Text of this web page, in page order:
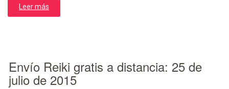
Leer más
Envío Reiki gratis a distancia: 25 de
julio de 2015